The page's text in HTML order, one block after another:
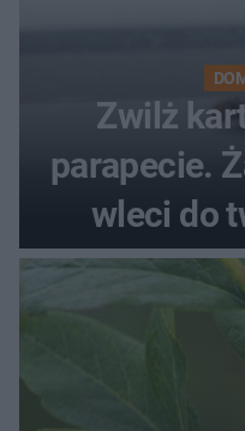
Zwilż
parapecie.
wleci do